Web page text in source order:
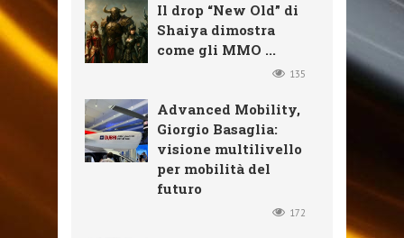
Il drop “New Old” di
Shaiya dimostra
come gli MMO ...
135
Advanced Mobility,
Giorgio Basaglia:
visione multilivello
per mobilità del
futuro
172